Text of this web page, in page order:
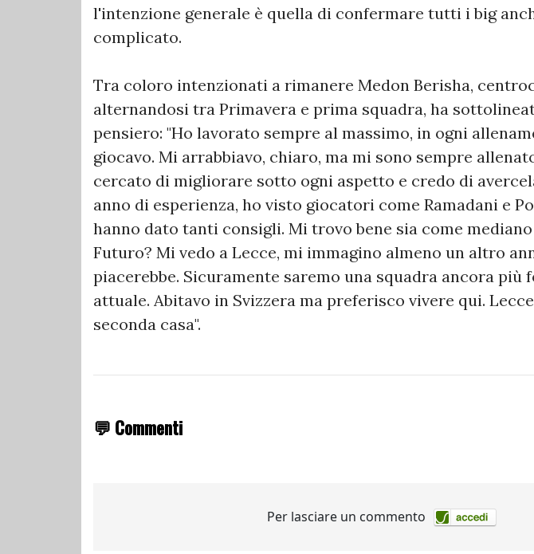
l'intenzione generale è quella di confermare tutti i big
complicato.
Tra coloro intenzionati a rimanere Medon Berisha,
alternandosi tra Primavera e prima squadra, ha
pensiero: "Ho lavorato sempre al massimo, in ogni
giocavo. Mi arrabbiavo, chiaro, ma mi sono sempre
cercato di migliorare sotto ogni aspetto e credo di
anno di esperienza, ho visto giocatori come Ramadani e
hanno dato tanti consigli. Mi trovo bene sia come mediano
Futuro? Mi vedo a Lecce, mi immagino almeno un altro
piacerebbe. Sicuramente saremo una squadra ancora più
attuale. Abitavo in Svizzera ma preferisco vivere qui.
seconda casa".
💬 Commenti